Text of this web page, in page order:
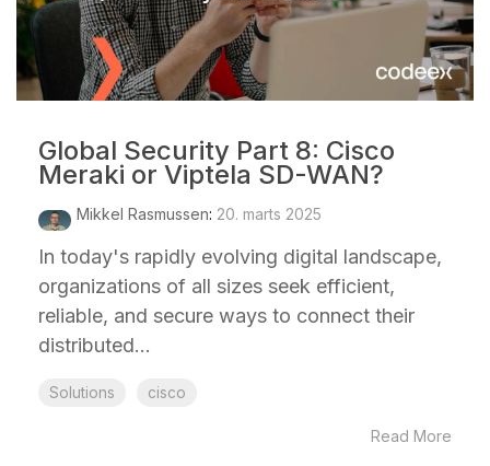
Global Security Part 8: Cisco
Meraki or Viptela SD-WAN?
Mikkel Rasmussen: 20. marts 2025
In today's rapidly evolving digital landscape,
organizations of all sizes seek efficient,
reliable, and secure ways to connect their
distributed...
Solutions cisco
Read More